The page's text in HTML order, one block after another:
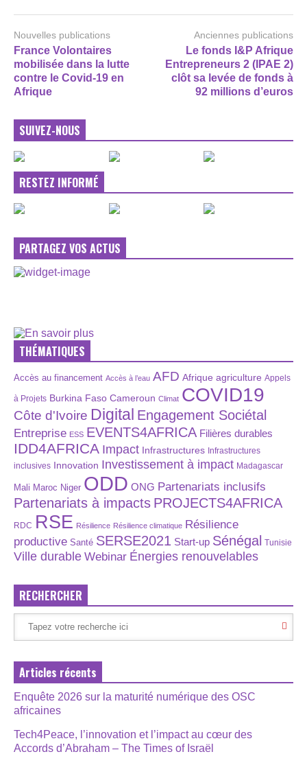
Nouvelles publications
France Volontaires
mobilisée dans la lutte
contre le Covid-19 en
Afrique
Anciennes publications
Le fonds I&P Afrique
Entrepreneurs 2 (IPAE 2)
clôt sa levée de fonds à
92 millions d’euros
SUIVEZ-NOUS
RESTEZ INFORMÉ
PARTAGEZ VOS ACTUS
THÉMATIQUES
Accès au financement Accès à l’eau AFD Afrique agriculture Appels
à Projets Burkina Faso Cameroun Climat COVID19
Côte d'Ivoire Digital Engagement Sociétal
Entreprise ESS EVENTS4AFRICA Filières durables
IDD4AFRICA Impact Infrastructures Infrastructures
inclusives Innovation Investissement à impact Madagascar
Mali Maroc Niger ODD ONG Partenariats inclusifs
Partenariats à impacts PROJECTS4AFRICA
RDC RSE Résilience Résilience climatique Résilience
productive Santé SERSE2021 Start-up Sénégal Tunisie
Ville durable Webinar Énergies renouvelables
RECHERCHER
Articles récents
Enquête 2026 sur la maturité numérique des OSC
africaines
Tech4Peace, l’innovation et l’impact au cœur des
Accords d’Abraham – The Times of Israël